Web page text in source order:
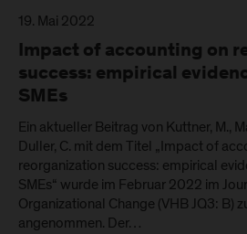
19. Mai 2022
Impact of accounting on
success: empirical
SMEs
Ein aktueller Beitrag von Kuttner, M.,
Duller, C. mit dem Titel „Impact of
reorganization success: empirical
SMEs“ wurde im Februar 2022 im
Organizational Change (VHB JQ3: B)
angenommen. Der…